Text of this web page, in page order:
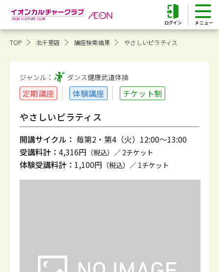
ログイン
TOP 北千里店 講座検索結果 やさしいピラティス
ジャンル： ダンス健康武道体操
定期講座 体験講座 チケット制
やさしいピラティス
開講サイクル： 毎第2・第4（火）12:00～13:00
受講料計： 4,316円 （税込）／ 2チケット
体験受講料計： 1,100円 （税込）／ 1チケット